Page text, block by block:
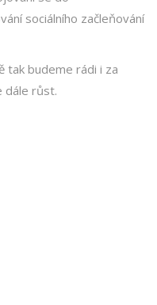
sociálního začleňování
tak budeme rádi i za
dále růst.